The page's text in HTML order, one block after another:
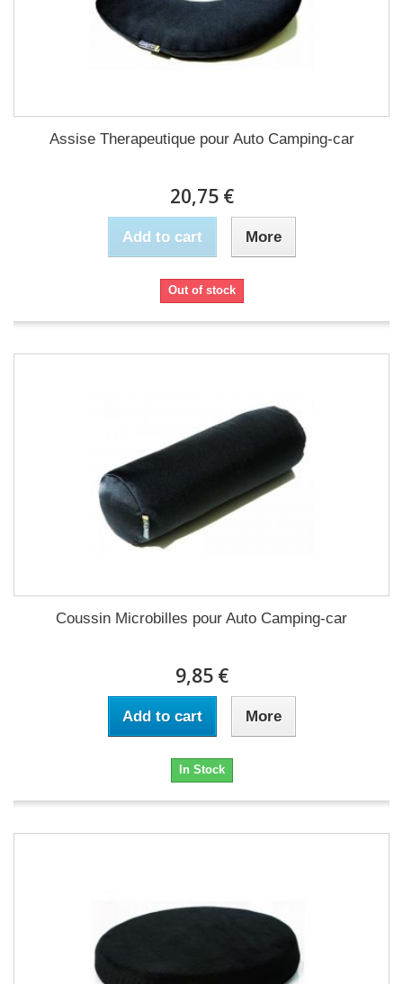
Assise Therapeutique pour Auto Camping-car
20,75 €
Add to cart More
Out of stock
Coussin Microbilles pour Auto Camping-car
9,85 €
Add to cart More
In Stock